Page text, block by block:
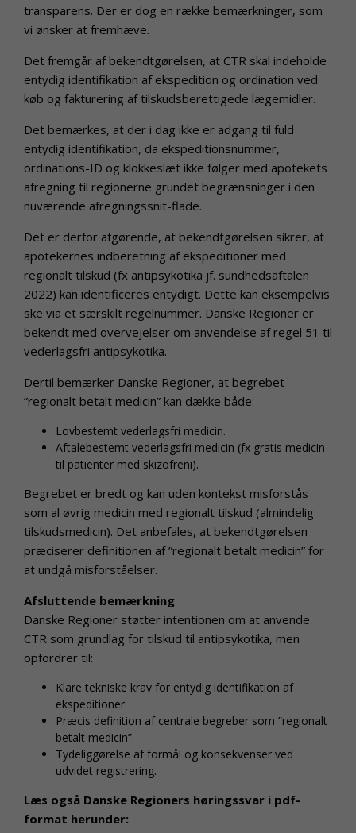
transparens. Der er dog en række bemærkninger, som
vi ønsker at fremhæve.
Det fremgår af bekendtgørelsen, at CTR skal indeholde
entydig identifikation af ekspedition og ordination ved
køb og fakturering af tilskudsberettigede lægemidler.
Det bemærkes, at der i dag ikke er adgang til fuld
entydig identifikation, da ekspeditionsnummer,
ordinations-ID og klokkeslæt ikke følger med apotekets
afregning til regionerne grundet begrænsninger i den
nuværende afregningssnit-flade.
Det er derfor afgørende, at bekendtgørelsen sikrer, at
apotekernes indberetning af ekspeditioner med
regionalt tilskud (fx antipsykotika jf. sundhedsaftalen
2022) kan identificeres entydigt. Dette kan eksempelvis
ske via et særskilt regelnummer. Danske Regioner er
bekendt med overvejelser om anvendelse af regel 51 til
vederlagsfri antipsykotika.
Dertil bemærker Danske Regioner, at begrebet
”regionalt betalt medicin” kan dække både:
Lovbestemt vederlagsfri medicin.
Aftalebestemt vederlagsfri medicin (fx gratis medicin
til patienter med skizofreni).
Begrebet er bredt og kan uden kontekst misforstås
som al øvrig medicin med regionalt tilskud (almindelig
tilskudsmedicin). Det anbefales, at bekendtgørelsen
præciserer definitionen af ”regionalt betalt medicin” for
at undgå misforståelser.
Afsluttende bemærkning
Danske Regioner støtter intentionen om at anvende
CTR som grundlag for tilskud til antipsykotika, men
opfordrer til:
Klare tekniske krav for entydig identifikation af
ekspeditioner.
Præcis definition af centrale begreber som ”regionalt
betalt medicin”.
Tydeliggørelse af formål og konsekvenser ved
udvidet registrering.
Læs også Danske Regioners høringssvar i pdf-
format herunder: